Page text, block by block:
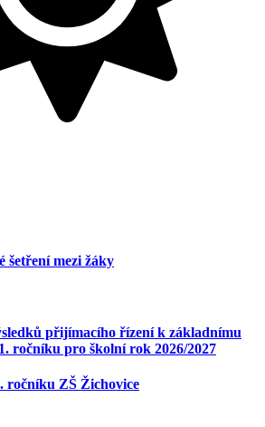
šetření mezi žáky
přijímacího řízení k základnímu
ročníku pro školní rok 2026/2027
ročníku ZŠ Žichovice